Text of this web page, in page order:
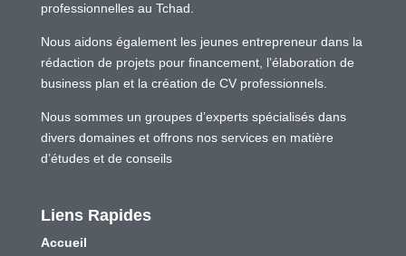
professionnelles au Tchad.
Nous aidons également les jeunes entrepreneur dans la
rédaction de projets pour financement, l’élaboration de
business plan et la création de CV professionnels.
Nous sommes un groupes d’experts spécialisés dans
divers domaines et offrons nos services en matière
d’études et de conseils
Liens Rapides
Accueil